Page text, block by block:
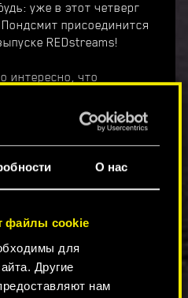
О нас
файлы cookie
для
Другие
нам
уже в этот четверг
присоединится
REDstreams!
интересно, что
на Киану в роли
или каково это — быть
обязательно
Кишиневу
Минску
Ташкенту